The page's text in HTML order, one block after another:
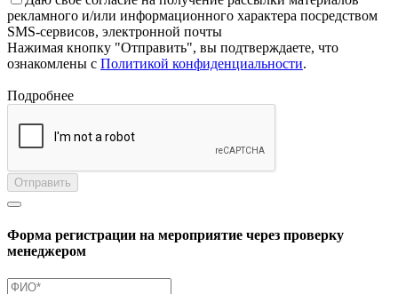
рекламного и/или информационного характера посредством
SMS-сервисов, электронной почты
Нажимая кнопку "Отправить", вы подтверждаете, что
ознакомлены с Политикой конфиденциальности.
Подробнее
Отправить
Форма регистрации на мероприятие через проверку
менеджером